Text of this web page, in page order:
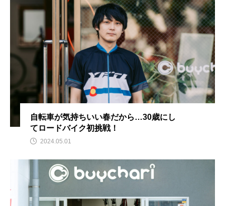
自転車が気持ちいい春だから…30歳にし
てロードバイク初挑戦！
2024.05.01